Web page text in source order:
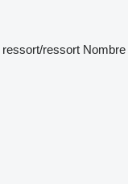
ressort/ressort Nombre